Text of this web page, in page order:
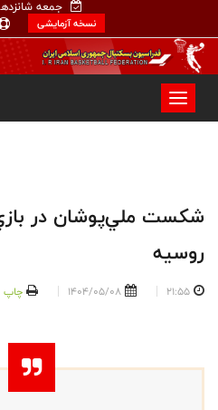
جمعه
نسخه آزمایشی
شكست ملي‌پوشان در بازي
روسيه
21:55
1404/05/08 چاپ